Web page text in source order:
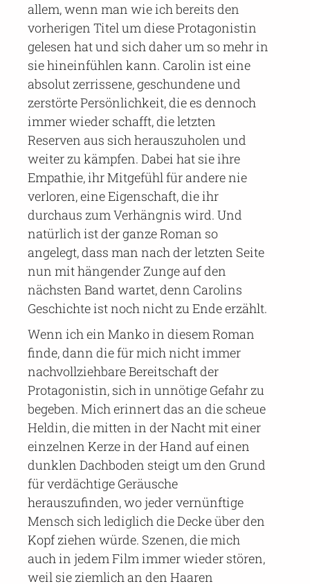
allem, wenn man wie ich bereits den
vorherigen Titel um diese Protagonistin
gelesen hat und sich daher um so mehr in
sie hineinfühlen kann. Carolin ist eine
absolut zerrissene, geschundene und
zerstörte Persönlichkeit, die es dennoch
immer wieder schafft, die letzten
Reserven aus sich herauszuholen und
weiter zu kämpfen. Dabei hat sie ihre
Empathie, ihr Mitgefühl für andere nie
verloren, eine Eigenschaft, die ihr
durchaus zum Verhängnis wird. Und
natürlich ist der ganze Roman so
angelegt, dass man nach der letzten Seite
nun mit hängender Zunge auf den
nächsten Band wartet, denn Carolins
Geschichte ist noch nicht zu Ende erzählt.
Wenn ich ein Manko in diesem Roman
finde, dann die für mich nicht immer
nachvollziehbare Bereitschaft der
Protagonistin, sich in unnötige Gefahr zu
begeben. Mich erinnert das an die scheue
Heldin, die mitten in der Nacht mit einer
einzelnen Kerze in der Hand auf einen
dunklen Dachboden steigt um den Grund
für verdächtige Geräusche
herauszufinden, wo jeder vernünftige
Mensch sich lediglich die Decke über den
Kopf ziehen würde. Szenen, die mich
auch in jedem Film immer wieder stören,
weil sie ziemlich an den Haaren